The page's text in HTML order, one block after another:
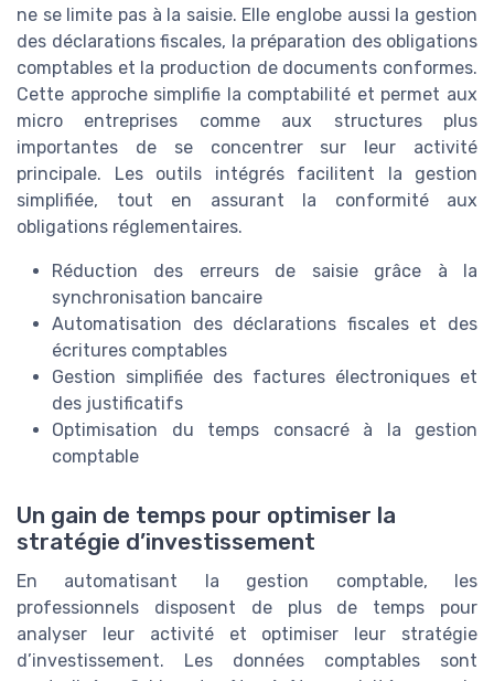
ne se limite pas à la saisie. Elle englobe aussi la gestion
des déclarations fiscales, la préparation des obligations
comptables et la production de documents conformes.
Cette approche simplifie la comptabilité et permet aux
micro entreprises comme aux structures plus
importantes de se concentrer sur leur activité
principale. Les outils intégrés facilitent la gestion
simplifiée, tout en assurant la conformité aux
obligations réglementaires.
Réduction des erreurs de saisie grâce à la
synchronisation bancaire
Automatisation des déclarations fiscales et des
écritures comptables
Gestion simplifiée des factures électroniques et
des justificatifs
Optimisation du temps consacré à la gestion
comptable
Un gain de temps pour optimiser la
stratégie d’investissement
En automatisant la gestion comptable, les
professionnels disposent de plus de temps pour
analyser leur activité et optimiser leur stratégie
d’investissement. Les données comptables sont